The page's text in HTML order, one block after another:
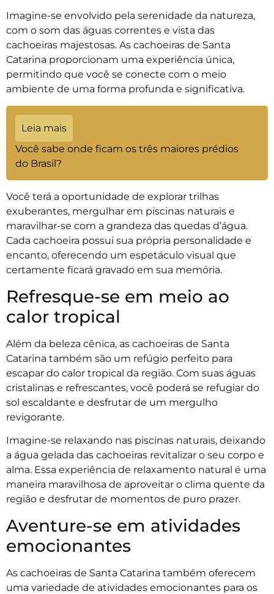
Imagine-se envolvido pela serenidade da natureza,
com o som das águas correntes e vista das
cachoeiras majestosas. As cachoeiras de Santa
Catarina proporcionam uma experiência única,
permitindo que você se conecte com o meio
ambiente de uma forma profunda e significativa.
Leia mais
Você sabe onde ficam os três maiores prédios
do Brasil?
Você terá a oportunidade de explorar trilhas
exuberantes, mergulhar em piscinas naturais e
maravilhar-se com a grandeza das quedas d’água.
Cada cachoeira possui sua própria personalidade e
encanto, oferecendo um espetáculo visual que
certamente ficará gravado em sua memória.
Refresque-se em meio ao
calor tropical
Além da beleza cênica, as cachoeiras de Santa
Catarina também são um refúgio perfeito para
escapar do calor tropical da região. Com suas águas
cristalinas e refrescantes, você poderá se refugiar do
sol escaldante e desfrutar de um mergulho
revigorante.
Imagine-se relaxando nas piscinas naturais, deixando
a água gelada das cachoeiras revitalizar o seu corpo e
alma. Essa experiência de relaxamento natural é uma
maneira maravilhosa de aproveitar o clima quente da
região e desfrutar de momentos de puro prazer.
Aventure-se em atividades
emocionantes
As cachoeiras de Santa Catarina também oferecem
uma variedade de atividades emocionantes para os